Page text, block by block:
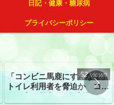
日記・健康・糖尿病
プライバシーポリシー
「コンビニ馬鹿にすんなよ」
トイレ利用者を脅迫か コン
52 views